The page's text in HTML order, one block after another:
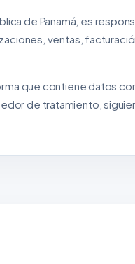
de Panamá, es
ventas,
que contiene datos
de tratamiento,